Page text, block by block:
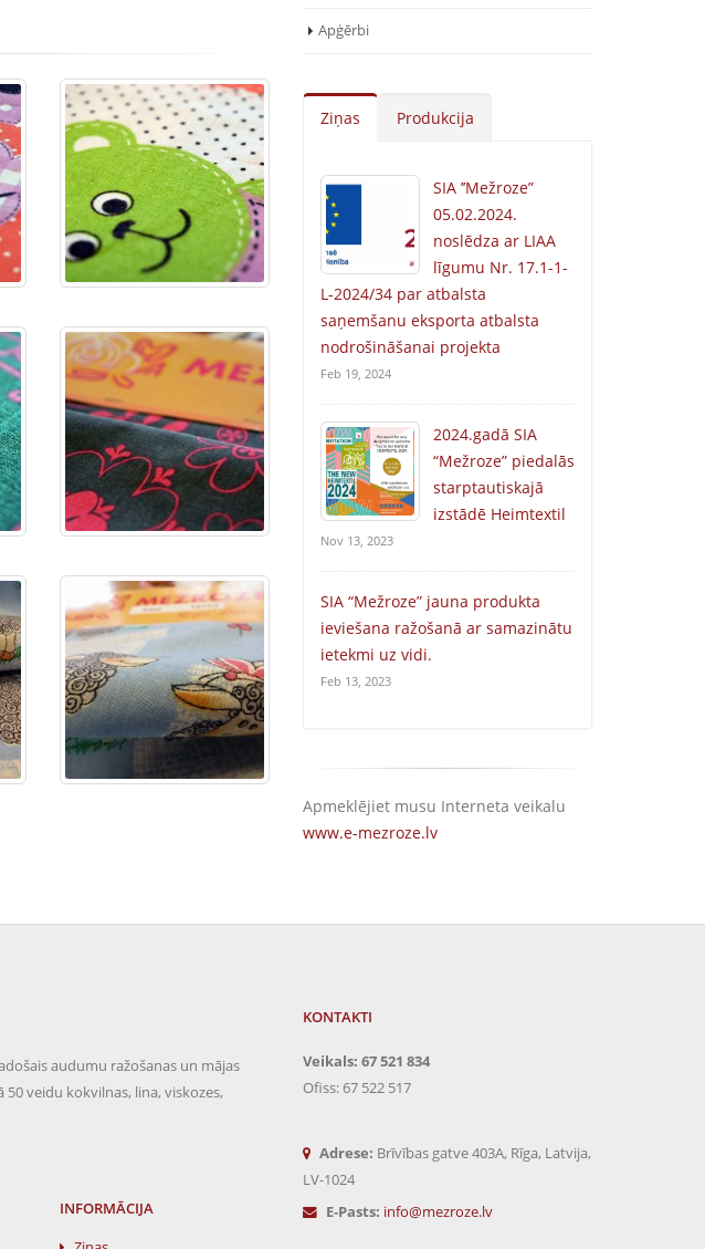
Apģērbi
Ziņas Produkcija
SIA ’’Mežroze”
05.02.2024.
noslēdza ar LIAA
līgumu Nr. 17.1-1-
L-2024/34 par atbalsta
saņemšanu eksporta atbalsta
nodrošināšanai projekta
Feb 19, 2024
2024.gadā SIA
“Mežroze” piedalās
starptautiskajā
izstādē Heimtextil
Nov 13, 2023
SIA “Mežroze” jauna produkta
ieviešana ražošanā ar samazinātu
ietekmi uz vidi.
Feb 13, 2023
Apmeklējiet musu Interneta veikalu
www.e-mezroze.lv
audumu ražošanas un mājas
veidu kokvilnas, lina, viskozes,
INFORMĀCIJA
KONTAKTI
Veikals: 67 521 834
Ofiss: 67 522 517
Adrese: Brīvības gatve 403A, Rīga, Latvija,
LV-1024
E-Pasts: info@mezroze.lv